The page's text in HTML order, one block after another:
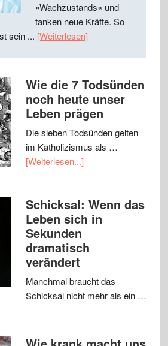
»Wachzustands« und
tanken neue Kräfte. So
sein ... [Weiterlesen]
Wie die 7 Todsünden
noch heute unser
Leben prägen
Die sieben Todsünden gelten
im Katholizismus als …
[Weiterlesen...]
Schicksal: Wenn das
Leben sich in
Sekunden
dramatisch
verändert
Manchmal braucht das
Schicksal nicht mehr als ein …